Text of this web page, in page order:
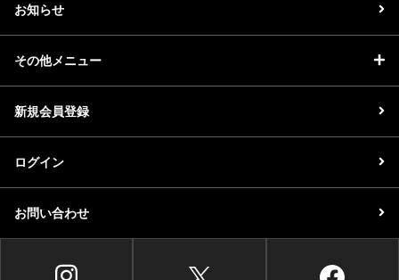
お知らせ
その他メニュー
新規会員登録
ログイン
お問い合わせ